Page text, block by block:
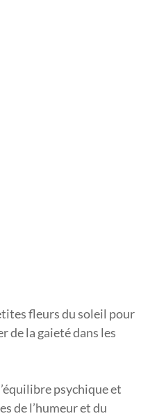
fleurs du soleil pour
de la gaieté dans les
psychique et
de l’humeur et du